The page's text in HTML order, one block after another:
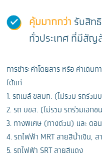
คุ้มมากกว่า รับสิท
ทั่วประเทศ ที่มี
การชำระค่าโดยสาร หรือ ค่าเดิ
ได้แก่
1. รถเมล์ ขสมก. (ไม่รวม รถร่วม
2. รถ บขส. (ไม่รวม รถร่วมเอกช
3. ทางพิเศษ (ทางด่วน) และ ดอน
4. รถไฟฟ้า MRT สายสีน้ำเงิน,
5. รถไฟฟ้า SRT สายสีแดง